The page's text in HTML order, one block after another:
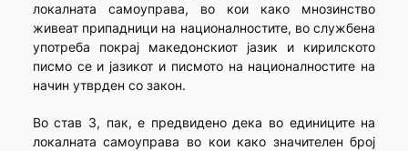
локалната самоуправа, во кои како мнозинство
живеат припадници на националностите, во службена
употреба покрај македонскиот јазик и кирилското
писмо се и јазикот и писмото на националностите на
начин утврден со закон.
Во став 3, пак, е предвидено дека во единиците на
локалната самоуправа во кои како значителен број